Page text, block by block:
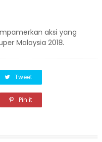
aksi yang
Malaysia 2018.
Tweet
Pin it